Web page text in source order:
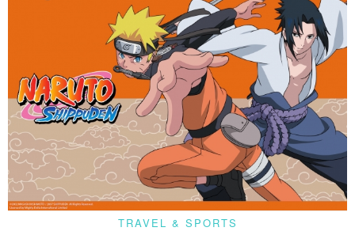
TRAVEL & SPORTS